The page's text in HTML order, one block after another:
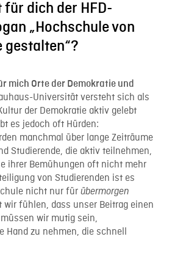
für dich der HFD-
„Hochschule von
gestalten“?
mich Orte der Demokratie und
Universität versteht sich als
der Demokratie aktiv gelebt
es jedoch oft Hürden:
manchmal über lange Zeiträume
Studierende, die aktiv teilnehmen,
ihrer Bemühungen oft nicht mehr
von Studierenden ist es
nicht nur für übermorgen
wir fühlen, dass unser Beitrag einen
wir mutig sein,
Hand zu nehmen, die schnell